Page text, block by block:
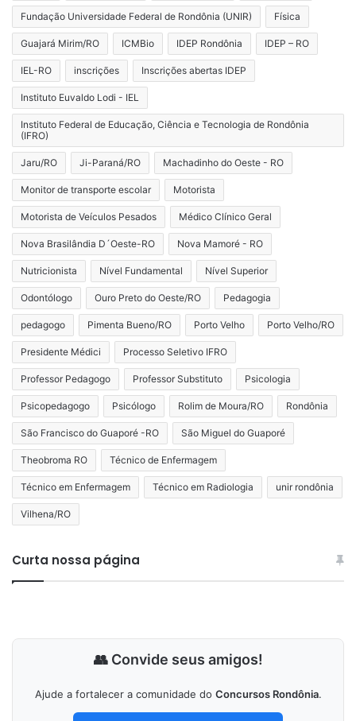
Fundação Universidade Federal de Rondônia (UNIR) Física
Guajará Mirim/RO ICMBio IDEP Rondônia IDEP – RO
IEL-RO inscrições Inscrições abertas IDEP
Instituto Euvaldo Lodi - IEL
Instituto Federal de Educação, Ciência e Tecnologia de Rondônia
(IFRO)
Jaru/RO Ji-Paraná/RO Machadinho do Oeste - RO
Monitor de transporte escolar Motorista
Motorista de Veículos Pesados Médico Clínico Geral
Nova Brasilândia D´Oeste-RO Nova Mamoré - RO
Nutricionista Nível Fundamental Nível Superior
Odontólogo Ouro Preto do Oeste/RO Pedagogia
pedagogo Pimenta Bueno/RO Porto Velho Porto Velho/RO
Presidente Médici Processo Seletivo IFRO
Professor Pedagogo Professor Substituto Psicologia
Psicopedagogo Psicólogo Rolim de Moura/RO Rondônia
São Francisco do Guaporé -RO São Miguel do Guaporé
Theobroma RO Técnico de Enfermagem
Técnico em Enfermagem Técnico em Radiologia unir rondônia
Vilhena/RO
Curta nossa página
👥 Convide seus amigos!
Ajude a fortalecer a comunidade do Concursos Rondônia.